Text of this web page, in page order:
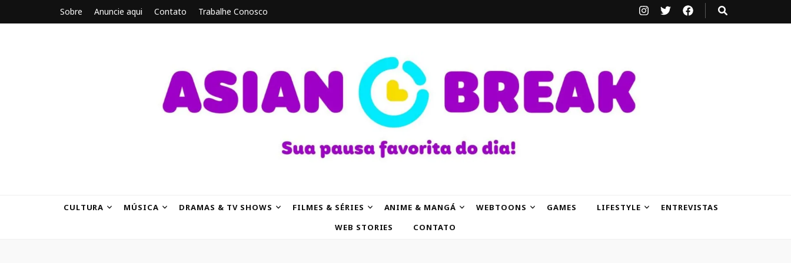
Sobre Anuncie aqui Contato Trabalhe Conosco
CULTURA MÚSICA DRAMAS & TV SHOWS FILMES & SÉRIES ANIME & MANGÁ WEBTOONS GAMES LIFESTYLE
ENTREVISTAS
WEB STORIES
CONTATO